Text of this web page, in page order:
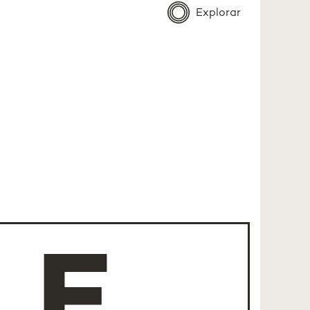
Explorar